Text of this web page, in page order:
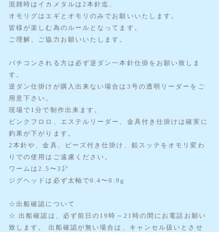
混雑時はイカメタルは2本針迄、
オモリグはエギとオモリのみでお願いいたします。
皆様が楽しむ為のルールとなってます。
ご理解、ご協力お願いいたします。
バチコンされる方は必ず逆ダン一本針仕掛をお願い致しま
す。
逆ダン仕掛けが購入出来ない場合は3号の透明リーダーをご
用意下さい。
現場で1分で制作出来ます。
ピンクフロロ、エステルリーダー、金具付き仕掛けは確実に
釣果が下がります。
2本針や、金具、ビーズ付き仕掛け、鉛スッテをオモリ変わ
りでの使用はご遠慮ください。
ワームは2.5〜3㌅
ジグヘッドは必ず太軸で0.4〜0.9g
☆出船確認について
☆ 出船確認は、必ず前日の19時～21時の間にお電話お願い
致します。 出船確認が無い場合は、キャンセル扱いとさせ